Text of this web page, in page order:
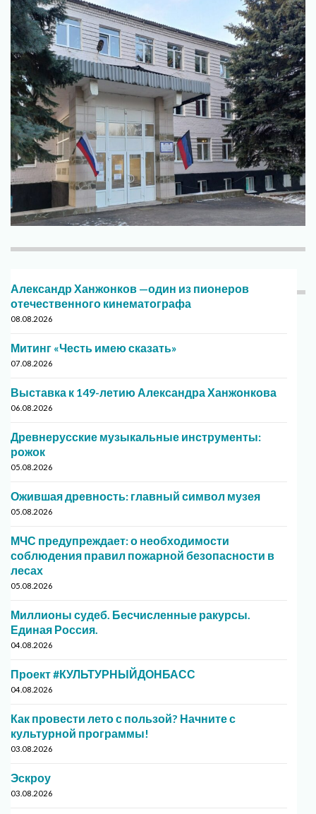
Александр Ханжонков —один из пионеров
отечественного кинематографа
08.08.2026
Митинг «Честь имею сказать»
07.08.2026
Выставка к 149-летию Александра Ханжонкова
06.08.2026
Древнерусские музыкальные инструменты:
рожок
05.08.2026
Ожившая древность: главный символ музея
05.08.2026
МЧС предупреждает: о необходимости
соблюдения правил пожарной безопасности в
лесах
05.08.2026
Миллионы судеб. Бесчисленные ракурсы.
Единая Россия.
04.08.2026
Проект #КУЛЬТУРНЫЙДОНБАСС
04.08.2026
Как провести лето с пользой? Начните с
культурной программы!
03.08.2026
Эскроу
03.08.2026